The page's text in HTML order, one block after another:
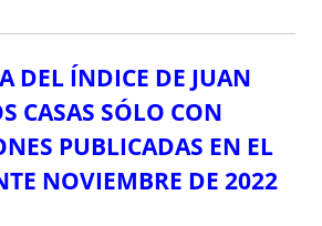
DEL ÍNDICE DE JUAN
CASAS SÓLO CON
PUBLICADAS EN EL
NOVIEMBRE DE 2022